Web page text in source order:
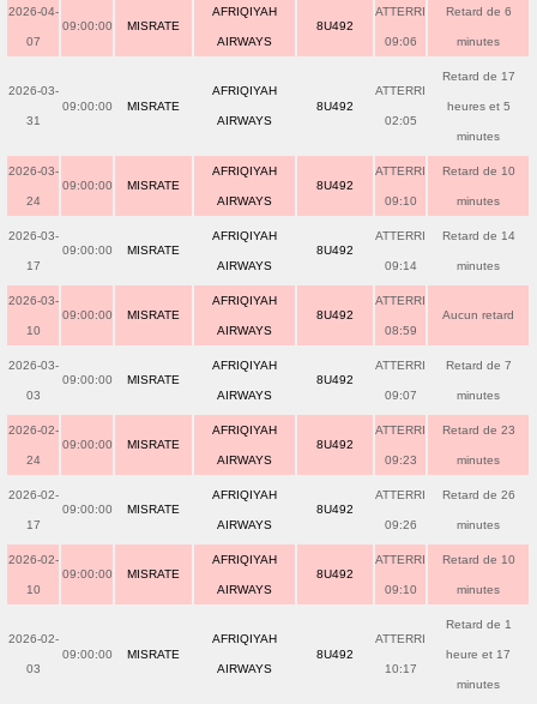
2026-04-
07
09:00:00 MISRATE
AFRIQIYAH
AIRWAYS
8U492
ATTERRI
09:06
Retard de 6
minutes
2026-03-
31
09:00:00 MISRATE
AFRIQIYAH
AIRWAYS
8U492
ATTERRI
02:05
Retard de 17
heures et 5
minutes
2026-03-
24
09:00:00 MISRATE
AFRIQIYAH
AIRWAYS
8U492
ATTERRI
09:10
Retard de 10
minutes
2026-03-
17
09:00:00 MISRATE
AFRIQIYAH
AIRWAYS
8U492
ATTERRI
09:14
Retard de 14
minutes
2026-03-
10
09:00:00 MISRATE
AFRIQIYAH
AIRWAYS
8U492
ATTERRI
08:59
Aucun retard
2026-03-
03
09:00:00 MISRATE
AFRIQIYAH
AIRWAYS
8U492
ATTERRI
09:07
Retard de 7
minutes
2026-02-
24
09:00:00 MISRATE
AFRIQIYAH
AIRWAYS
8U492
ATTERRI
09:23
Retard de 23
minutes
2026-02-
17
09:00:00 MISRATE
AFRIQIYAH
AIRWAYS
8U492
ATTERRI
09:26
Retard de 26
minutes
2026-02-
10
09:00:00 MISRATE
AFRIQIYAH
AIRWAYS
8U492
ATTERRI
09:10
Retard de 10
minutes
2026-02-
03
09:00:00 MISRATE
AFRIQIYAH
AIRWAYS
8U492
ATTERRI
10:17
Retard de 1
heure et 17
minutes